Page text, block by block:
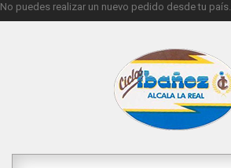
No puedes realizar un nuevo pedido desde tu país.